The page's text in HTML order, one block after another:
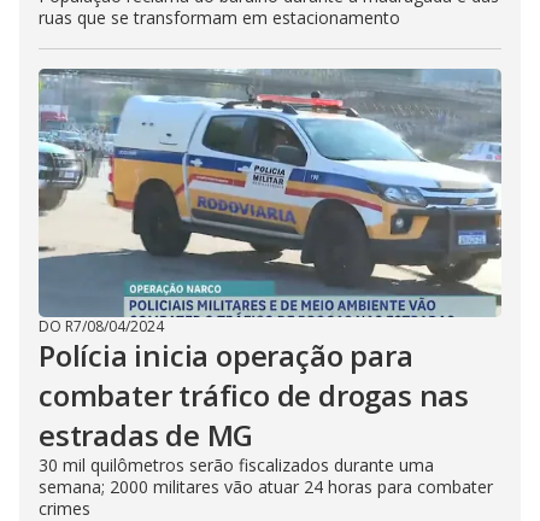
ruas que se transformam em estacionamento
DO R7/08/04/2024
Polícia inicia operação para
combater tráfico de drogas nas
estradas de MG
30 mil quilômetros serão fiscalizados durante uma
semana; 2000 militares vão atuar 24 horas para combater
crimes